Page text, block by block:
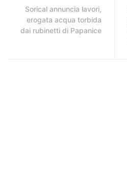
Sorical annuncia lavori,
erogata acqua torbida
dai rubinetti di Papanice